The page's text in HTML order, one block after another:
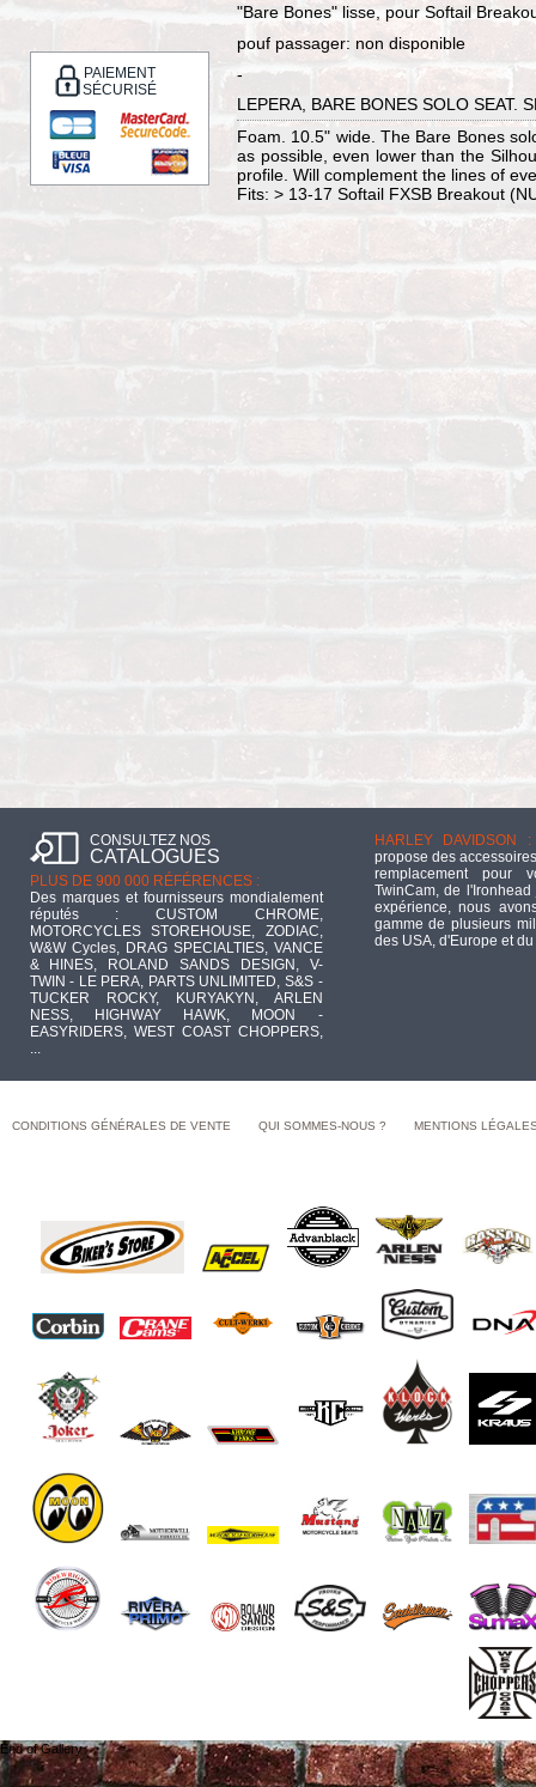
PAIEMENT
SÉCURISÉ
"Bare Bones" lisse, pour Softail
pouf passager: non disponible
-
LEPERA, BARE BONES SOLO SEAT.
Foam. 10.5" wide. The Bare Bones
as possible, even lower than the
profile. Will complement the lines of
Fits: > 13-17 Softail FXSB Breakout
CONSULTEZ NOS
CATALOGUES
PLUS DE 900 000 RÉFÉRENCES :
Des marques et fournisseurs mondialement
réputés : CUSTOM CHROME,
MOTORCYCLES STOREHOUSE, ZODIAC,
W&W Cycles, DRAG SPECIALTIES, VANCE
& HINES, ROLAND SANDS DESIGN, V-
TWIN - LE PERA, PARTS UNLIMITED, S&S -
TUCKER ROCKY, KURYAKYN, ARLEN
NESS, HIGHWAY HAWK, MOON -
EASYRIDERS, WEST COAST CHOPPERS,
HARLEY DAVIDSON :
propose des
remplacement pour
TwinCam, de
expérience, nous
gamme de plusieurs
des USA, d'Europe et
CONDITIONS GÉNÉRALES DE VENTE QUI SOMMES-NOUS ? MENTIONS
End of Gallery